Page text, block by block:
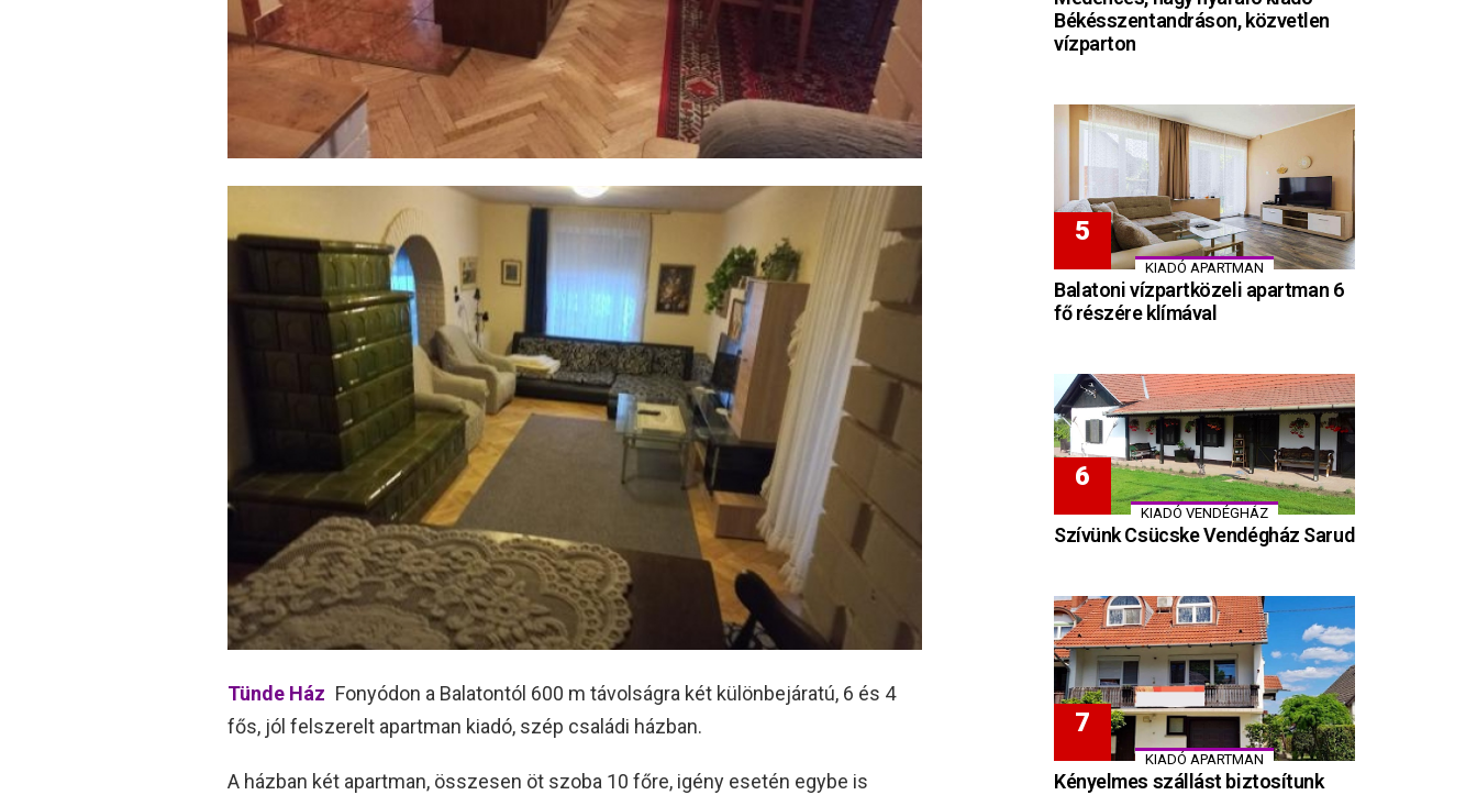
Tünde Ház Fonyódon a Balatontól 600 m távolságra két különbejáratú, 6 és 4
fős, jól felszerelt apartman kiadó, szép családi házban.
A házban két apartman, összesen öt szoba 10 főre, igény esetén egybe is
Békésszentandráson, közvetlen
vízparton
KIADÓ APARTMAN
Balatoni vízpartközeli apartman 6
fő részére klímával
KIADÓ VENDÉGHÁZ
Szívünk Csücske Vendégház Sarud
KIADÓ APARTMAN
Kényelmes szállást biztosítunk